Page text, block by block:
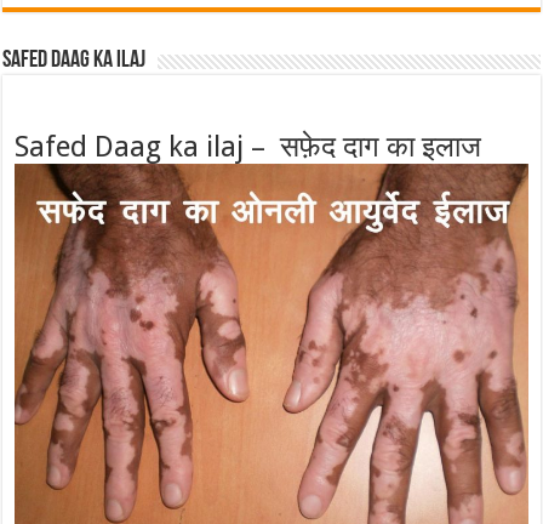
Safed Daag ka ilaj
Safed Daag ka ilaj – सफ़ेद दाग का इलाज